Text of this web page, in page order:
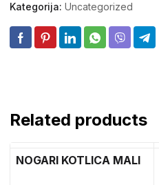
Kategorija: Uncategorized
Related products
NOGARI KOTLICA MALI